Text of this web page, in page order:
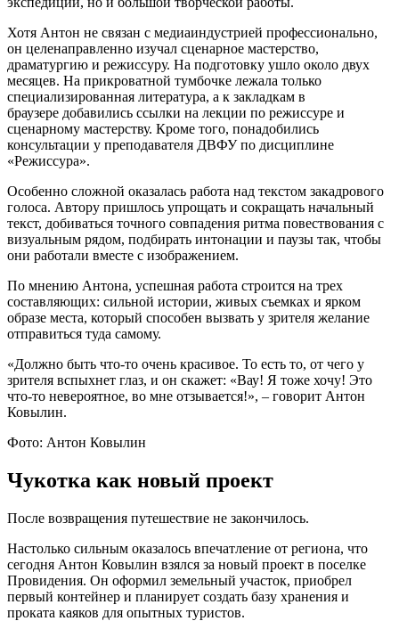
Хотя Антон не связан с медиаиндустрией профессионально,
он целенаправленно изучал сценарное мастерство,
драматургию и режиссуру. На подготовку ушло около двух
месяцев. На прикроватной тумбочке лежала только
специализированная литература, а к закладкам в
браузере добавились ссылки на лекции по режиссуре и
сценарному мастерству. Кроме того, понадобились
консультации у преподавателя ДВФУ по дисциплине
«Режиссура».
Особенно сложной оказалась работа над текстом закадрового
голоса. Автору пришлось упрощать и сокращать начальный
текст, добиваться точного совпадения ритма повествования с
визуальным рядом, подбирать интонации и паузы так, чтобы
они работали вместе с изображением.
По мнению Антона, успешная работа строится на трех
составляющих: сильной истории, живых съемках и ярком
образе места, который способен вызвать у зрителя желание
отправиться туда самому.
«Должно быть что-то очень красивое. То есть то, от чего у
зрителя вспыхнет глаз, и он скажет: «Вау! Я тоже хочу! Это
что-то невероятное, во мне отзывается!», – говорит Антон
Ковылин.
Фото: Антон Ковылин
Чукотка как новый проект
После возвращения путешествие не закончилось.
Настолько сильным оказалось впечатление от региона, что
сегодня Антон Ковылин взялся за новый проект в поселке
Провидения. Он оформил земельный участок, приобрел
первый контейнер и планирует создать базу хранения и
проката каяков для опытных туристов.